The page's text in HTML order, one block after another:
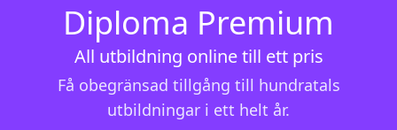
Diploma Premium
All utbildning online till ett pris
Få obegränsad tillgång till hundratals
utbildningar i ett helt år.